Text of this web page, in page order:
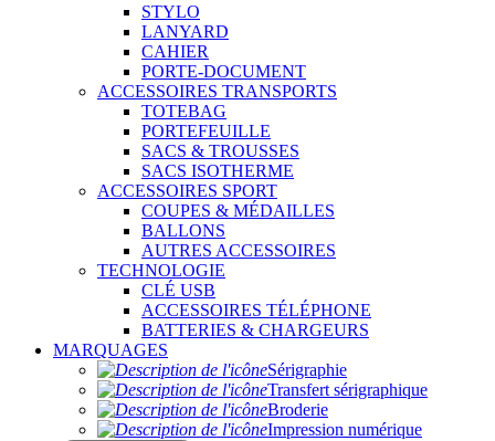
STYLO
LANYARD
CAHIER
PORTE-DOCUMENT
ACCESSOIRES TRANSPORTS
TOTEBAG
PORTEFEUILLE
SACS & TROUSSES
SACS ISOTHERME
ACCESSOIRES SPORT
COUPES & MÉDAILLES
BALLONS
AUTRES ACCESSOIRES
TECHNOLOGIE
CLÉ USB
ACCESSOIRES TÉLÉPHONE
BATTERIES & CHARGEURS
MARQUAGES
Sérigraphie
Transfert sérigraphique
Broderie
Impression numérique